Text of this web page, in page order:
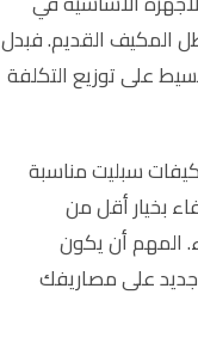
المكيف القديم. فبدل
على توزيع التكلفة
سبليتمناسبة
بخيار أقل من
المهم أن يكون
على مصاريفك